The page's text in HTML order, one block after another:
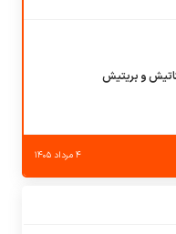
و بریتیش
۴ مرداد ۱۴۰۵